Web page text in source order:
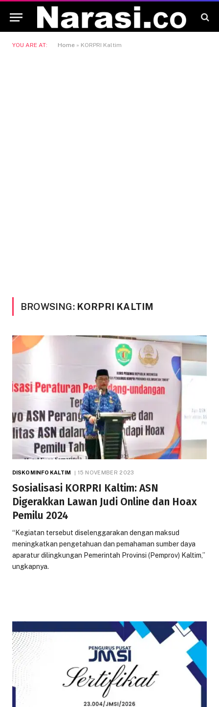
YOU ARE AT: Home » KORPRI Kaltim
BROWSING: KORPRI KALTIM
DISKOMINFO KALTIM 15 NOVEMBER 2023
Sosialisasi KORPRI Kaltim: ASN
Digerakkan Lawan Judi Online dan Hoax
Pemilu 2024
“Kegiatan tersebut diselenggarakan dengan maksud
meningkatkan pengetahuan dan pemahaman sumber daya
aparatur dilingkungan Pemerintah Provinsi (Pemprov) Kaltim,”
ungkapnya.